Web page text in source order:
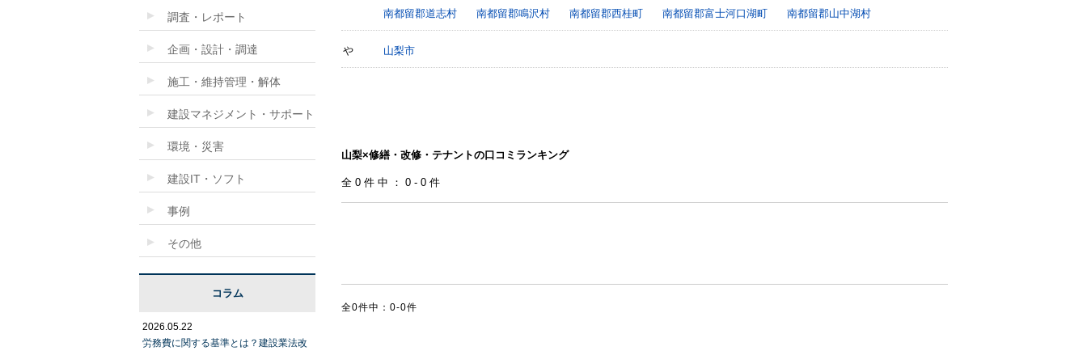
南都留郡道志村
南都留郡鳴沢村 南都留郡西桂町 南都留郡富士河口湖町 南都留郡山中湖村
や 山梨市
山梨×修繕・改修・テナントの口コミランキング
全0件中：0-0件
全0件中：0-0件
調査・レポート
企画・設計・調達
施工・維持管理・解体
建設マネジメント・サポート
環境・災害
建設IT・ソフト
事例
その他
コラム
2026.05.22
労務費に関する基準とは？建設業法改